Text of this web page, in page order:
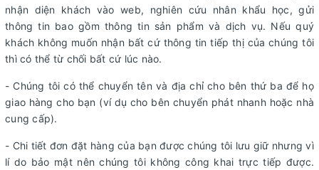
nhận diện khách vào web, nghiên cứu nhân khẩu học, gửi
thông tin bao gồm thông tin sản phẩm và dịch vụ. Nếu quý
khách không muốn nhận bất cứ thông tin tiếp thị của chúng tôi
thì có thể từ chối bất cứ lúc nào.
- Chúng tôi có thể chuyển tên và địa chỉ cho bên thứ ba để họ
giao hàng cho bạn (ví dụ cho bên chuyển phát nhanh hoặc nhà
cung cấp).
- Chi tiết đơn đặt hàng của bạn được chúng tôi lưu giữ nhưng vì
lí do bảo mật nên chúng tôi không công khai trực tiếp được.